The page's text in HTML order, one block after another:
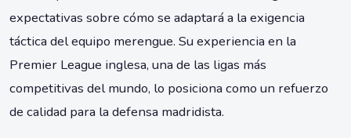
expectativas sobre cómo se adaptará a la exigencia
táctica del equipo merengue. Su experiencia en la
Premier League inglesa, una de las ligas más
competitivas del mundo, lo posiciona como un refuerzo
de calidad para la defensa madridista.